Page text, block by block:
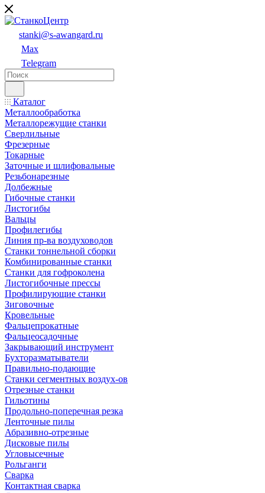
stanki@s-awangard.ru
Max
Telegram
Каталог
Металлообработка
Металлорежущие станки
Сверлильные
Фрезерные
Токарные
Заточные и шлифовальные
Резьбонарезные
Долбежные
Гибочные станки
Листогибы
Вальцы
Профилегибы
Линия пр-ва воздуховодов
Станки тоннельной сборки
Комбинированные станки
Станки для гофроколена
Листогибочные прессы
Профилирующие станки
Зиговочные
Кровельные
Фальцепрокатные
Фальцеосадочные
Закрывающий инструмент
Бухторазматыватели
Правильно-подающие
Станки сегментных воздух-ов
Отрезные станки
Гильотины
Продольно-поперечная резка
Ленточные пилы
Абразивно-отрезные
Дисковые пилы
Угловысечные
Рольганги
Сварка
Контактная сварка